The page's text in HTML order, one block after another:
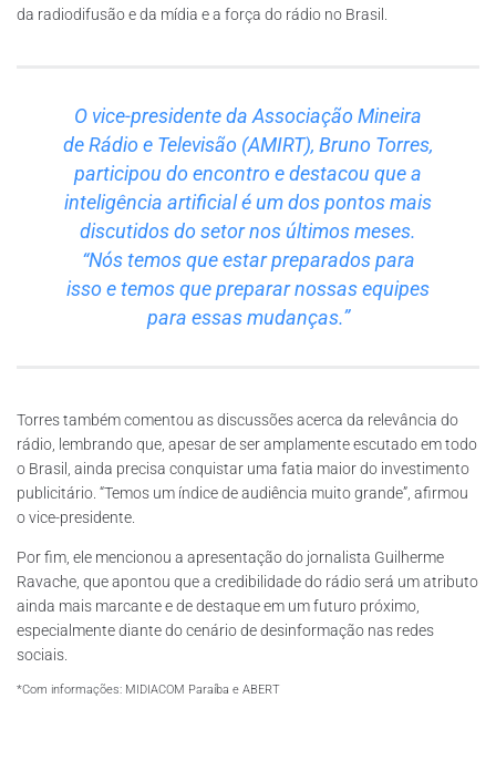
da radiodifusão e da mídia e a força do rádio no Brasil.
O vice-presidente da Associação Mineira
de Rádio e Televisão (AMIRT), Bruno Torres,
participou do encontro e destacou que a
inteligência artificial é um dos pontos mais
discutidos do setor nos últimos meses.
“Nós temos que estar preparados para
isso e temos que preparar nossas equipes
para essas mudanças.”
Torres também comentou as discussões acerca da relevância do
rádio, lembrando que, apesar de ser amplamente escutado em todo
o Brasil, ainda precisa conquistar uma fatia maior do investimento
publicitário. “Temos um índice de audiência muito grande”, afirmou
o vice-presidente.
Por fim, ele mencionou a apresentação do jornalista Guilherme
Ravache, que apontou que a credibilidade do rádio será um atributo
ainda mais marcante e de destaque em um futuro próximo,
especialmente diante do cenário de desinformação nas redes
sociais.
*Com informações: MIDIACOM Paraíba e ABERT